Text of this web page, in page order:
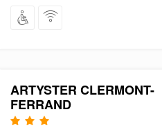
ARTYSTER CLERMONT-
FERRAND